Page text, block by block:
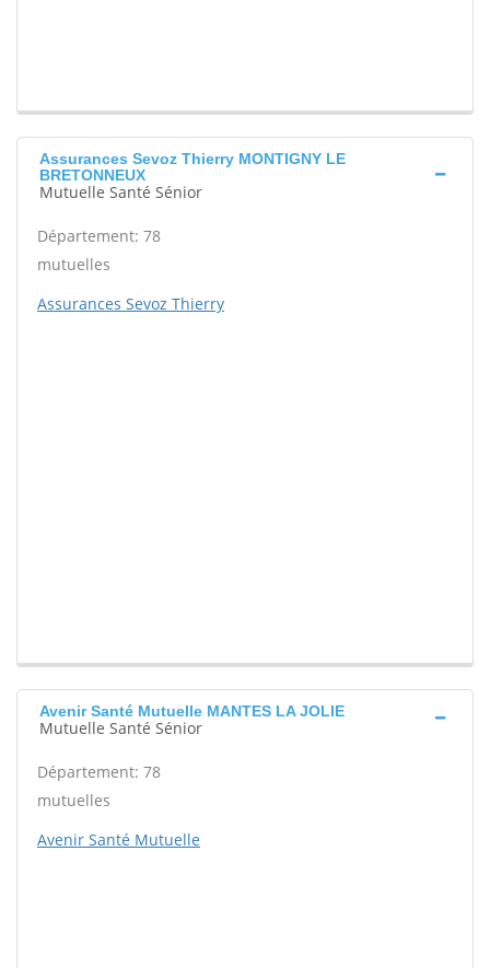
Assurances Sevoz Thierry MONTIGNY LE
BRETONNEUX
Mutuelle Santé Sénior
Département: 78
mutuelles
Assurances Sevoz Thierry
Avenir Santé Mutuelle MANTES LA JOLIE
Mutuelle Santé Sénior
Département: 78
mutuelles
Avenir Santé Mutuelle